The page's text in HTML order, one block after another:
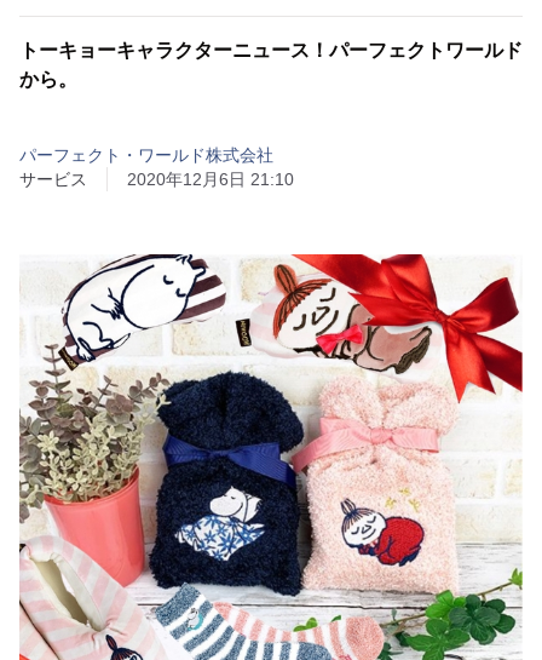
トーキョーキャラクターニュース！パーフェクトワールド
から。
パーフェクト・ワールド株式会社
サービス
2020年12月6日 21:10